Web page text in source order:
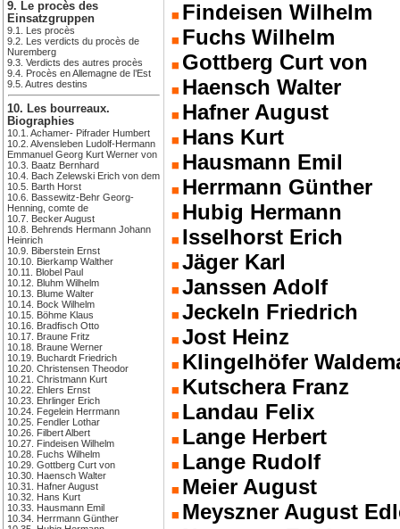
9. Le procès des
Einsatzgruppen
9.1. Les procès
9.2. Les verdicts du procès de
Nuremberg
9.3. Verdicts des autres procès
9.4. Procès en Allemagne de l’Est
9.5. Autres destins
10. Les bourreaux.
Biographies
10.1. Achamer- Pifrader Humbert
10.2. Alvensleben Ludolf-Hermann
Emmanuel Georg Kurt Werner von
10.3. Baatz Bernhard
10.4. Bach Zelewski Erich von dem
10.5. Barth Horst
10.6. Bassewitz-Behr Georg-
Henning, comte de
10.7. Becker August
10.8. Behrends Hermann Johann
Heinrich
10.9. Biberstein Ernst
10.10. Bierkamp Walther
10.11. Blobel Paul
10.12. Bluhm Wilhelm
10.13. Blume Walter
10.14. Bock Wilhelm
10.15. Böhme Klaus
10.16. Bradfisch Otto
10.17. Braune Fritz
10.18. Braune Werner
10.19. Buchardt Friedrich
10.20. Christensen Theodor
10.21. Christmann Kurt
10.22. Ehlers Ernst
10.23. Ehrlinger Erich
10.24. Fegelein Herrmann
10.25. Fendler Lothar
10.26. Filbert Albert
10.27. Findeisen Wilhelm
10.28. Fuchs Wilhelm
10.29. Gottberg Curt von
10.30. Haensch Walter
10.31. Hafner August
10.32. Hans Kurt
10.33. Hausmann Emil
10.34. Herrmann Günther
Findeisen Wilhelm
Fuchs Wilhelm
Gottberg Curt von
Haensch Walter
Hafner August
Hans Kurt
Hausmann Emil
Herrmann Günther
Hubig Hermann
Isselhorst Erich
Jäger Karl
Janssen Adolf
Jeckeln Friedrich
Jost Heinz
Klingelhöfer
Kutschera Franz
Landau Felix
Lange Herbert
Lange Rudolf
Meier August
Meyszner August